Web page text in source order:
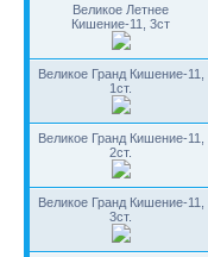
Великое Летнее
Кишение-11, 3ст
Великое Гранд Кишение-11,
1ст.
Великое Гранд Кишение-11,
2ст.
Великое Гранд Кишение-11,
3ст.